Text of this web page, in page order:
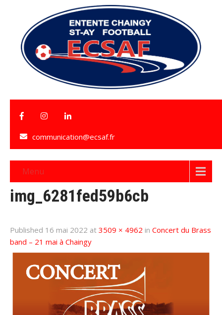
communication@ecsaf.fr
Menu
img_6281fed59b6cb
Published 16 mai 2022 at 3509 × 4962 in Concert du Brass
band – 21 mai à Chaingy